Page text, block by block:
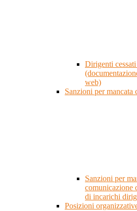
Dirigenti
web)
Sanzioni per mancata
Sanzioni per
comunicazione
di incarichi
Posizioni